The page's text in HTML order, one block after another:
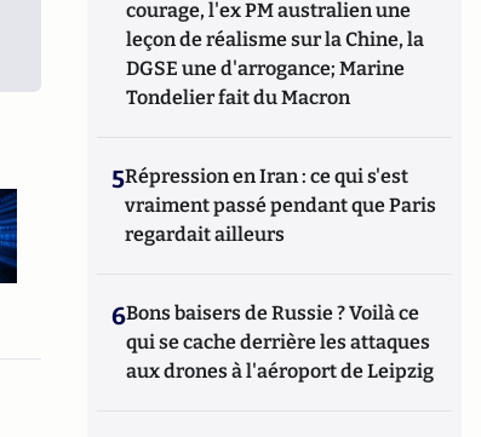
courage, l'ex PM australien une
leçon de réalisme sur la Chine, la
DGSE une d'arrogance; Marine
Tondelier fait du Macron
5Répression en Iran : ce qui s'est
vraiment passé pendant que Paris
regardait ailleurs
6Bons baisers de Russie ? Voilà ce
qui se cache derrière les attaques
aux drones à l'aéroport de Leipzig